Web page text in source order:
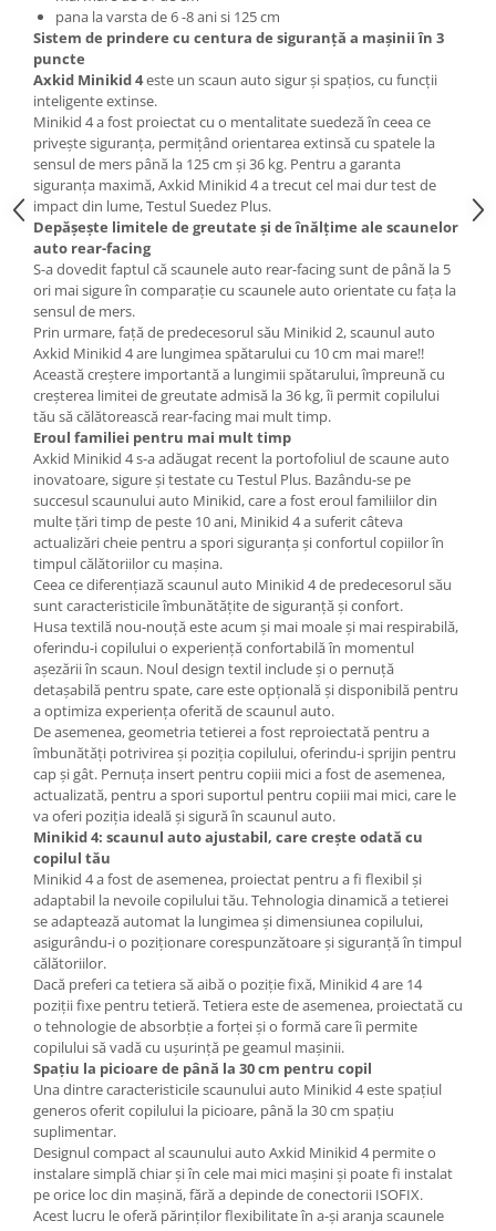
pana la varsta de 6 -8 ani si 125 cm
Sistem de prindere cu centura de siguranță a mașinii în 3
puncte
Axkid Minikid 4este un scaun auto sigur și spațios, cu funcții
inteligente extinse.
Minikid 4 a fost proiectat cu o mentalitate suedeză în ceea ce
privește siguranța, permițând orientarea extinsă cu spatele la
sensul de mers până la 125 cm și 36 kg. Pentru a garanta
siguranța maximă, Axkid Minikid 4 a trecut cel mai dur test de
impact din lume, Testul Suedez Plus.
Depășește limitele de greutate și de înălțime ale scaunelor
auto rear-facing
S-a dovedit faptul că scaunele auto rear-facing sunt de până la 5
ori mai sigure în comparație cu scaunele auto orientate cu fața la
sensul de mers.
Prin urmare, față de predecesorul său Minikid 2, scaunul auto
Axkid Minikid 4 are lungimea spătarului cu 10 cm mai mare!!
Această creștere importantă a lungimii spătarului, împreună cu
creșterea limitei de greutate admisă la 36 kg, îi permit copilului
tău să călătorească rear-facing mai mult timp.
Eroul familiei pentru mai mult timp
Axkid Minikid 4 s-a adăugat recent la portofoliul de scaune auto
inovatoare, sigure și testate cu Testul Plus. Bazându-se pe
succesul scaunului auto Minikid, care a fost eroul familiilor din
multe țări timp de peste 10 ani, Minikid 4 a suferit câteva
actualizări cheie pentru a spori siguranța și confortul copiilor în
timpul călătoriilor cu mașina.
Ceea ce diferențiază scaunul auto Minikid 4 de predecesorul său
sunt caracteristicile îmbunătățite de siguranță și confort.
Husa textilă nou-nouță este acum și mai moale și mai respirabilă,
oferindu-i copilului o experiență confortabilă în momentul
așezării în scaun. Noul design textil include și o pernuță
detașabilă pentru spate, care este opțională și disponibilă pentru
a optimiza experiența oferită de scaunul auto.
De asemenea, geometria tetierei a fost reproiectată pentru a
îmbunătăți potrivirea și poziția copilului, oferindu-i sprijin pentru
cap și gât. Pernuța insert pentru copiii mici a fost de asemenea,
actualizată, pentru a spori suportul pentru copiii mai mici, care le
va oferi poziția ideală și sigură în scaunul auto.
Minikid 4: scaunul auto ajustabil, care crește odată cu
copilul tău
Minikid 4 a fost de asemenea, proiectat pentru a fi flexibil și
adaptabil la nevoile copilului tău. Tehnologia dinamică a tetierei
se adaptează automat la lungimea și dimensiunea copilului,
asigurându-i o poziționare corespunzătoare și siguranță în timpul
călătoriilor.
Dacă preferi ca tetiera să aibă o poziție fixă, Minikid 4 are 14
poziții fixe pentru tetieră. Tetiera este de asemenea, proiectată cu
o tehnologie de absorbție a forței și o formă care îi permite
copilului să vadă cu ușurință pe geamul mașinii.
Spațiu la picioare de până la 30 cm pentru copil
Una dintre caracteristicile scaunului auto Minikid 4 este spațiul
generos oferit copilului la picioare, până la 30 cm spațiu
suplimentar.
Designul compact al scaunului auto Axkid Minikid 4 permite o
instalare simplă chiar și în cele mai mici mașini și poate fi instalat
pe orice loc din mașină, fără a depinde de conectorii ISOFIX.
Acest lucru le oferă părinților flexibilitate în a-și aranja scaunele